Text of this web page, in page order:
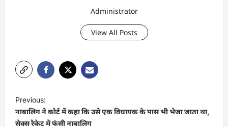
Administrator
View All Posts
o
Previous:
नाबालिग ने कोर्ट में कहा कि उसे एक विधायक के पास भी भेजा जाता था,
सेक्स रैकेट में फंसी नाबालिग